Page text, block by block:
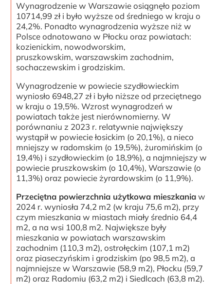
Wynagrodzenie w Warszawie osiągnęło poziom
10714,99 zł i było wyższe od średniego w kraju o
24,2%. Ponadto wynagrodzenia wyższe niż w
Polsce odnotowano w Płocku oraz powiatach:
kozienickim, nowodworskim,
pruszkowskim, warszawskim zachodnim,
sochaczewskim i grodziskim.
Wynagrodzenie w powiecie szydłowieckim
wyniosło 6948,27 zł i było niższe od przeciętnego
w kraju o 19,5%. Wzrost wynagrodzeń w
powiatach także jest nierównomierny. W
porównaniu z 2023 r. relatywnie największy
wystąpił w powiecie łosickim (o 20,1%), a nieco
mniejszy w radomskim (o 19,5%), żuromińskim (o
19,4%) i szydłowieckim (o 18,9%), a najmniejszy w
powiecie pruszkowskim (o 10,4%), Warszawie (o
11,3%) oraz powiecie żyrardowskim (o 11,9%).
Przeciętna powierzchnia użytkowa mieszkaniaw
2024 r. wyniosła 74,2 m2 (w kraju 75,6 m2), przy
czym mieszkania w miastach miały średnio 64,4
m2, a na wsi 100,8 m2. Największe były
mieszkania w powiatach warszawskim
zachodnim (110,3 m2), ostrołęckim (107,1 m2)
oraz piaseczyńskim i grodziskim (po 98,5 m2), a
najmniejsze w Warszawie (58,9 m2), Płocku (59,7
m2) oraz Radomiu (63,2 m2) i Siedlcach (63,8 m2).